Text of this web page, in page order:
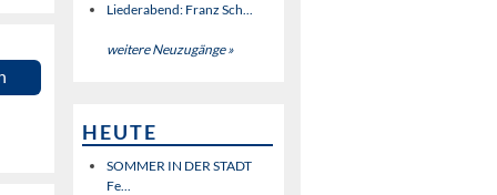
Liederabend: Franz Sch...
weitere Neuzugänge »
HEUTE
SOMMER IN DER STADT
Fe...